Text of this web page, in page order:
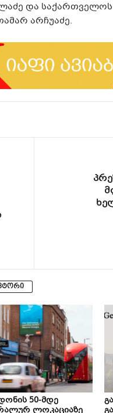
და
არჩუაძე.
50-მდე
ლოკაციაზე